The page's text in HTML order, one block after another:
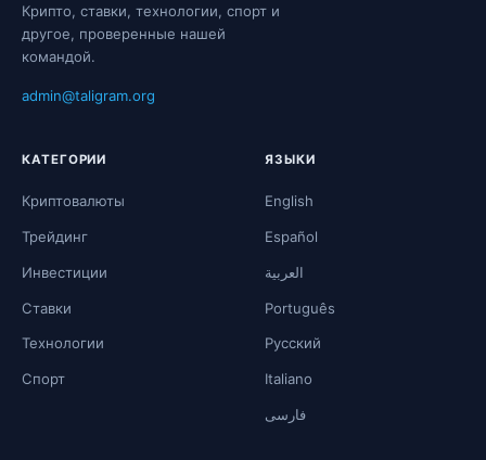
Крипто, ставки, технологии, спорт и
другое, проверенные нашей
командой.
admin@taligram.org
КАТЕГОРИИ
Криптовалюты
Трейдинг
Инвестиции
Ставки
Технологии
Спорт
ЯЗЫКИ
English
Español
العربية
Português
Русский
Italiano
فارسی